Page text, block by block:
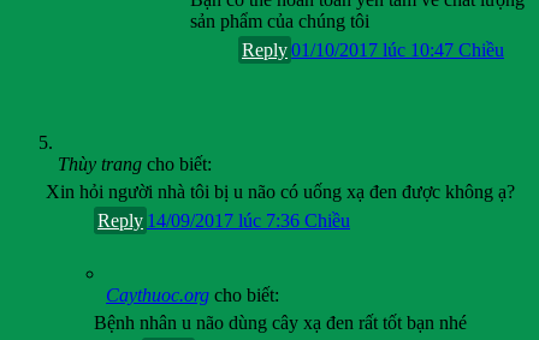
sản phẩm của chúng tôi
01/10/2017 lúc 10:47 Chiều
Reply
Thùy trang cho biết:
Xin hỏi người nhà tôi bị u não có uống xạ đen được không ạ?
14/09/2017 lúc 7:36 Chiều
Reply
Caythuoc.org cho biết:
Bệnh nhân u não dùng cây xạ đen rất tốt bạn nhé